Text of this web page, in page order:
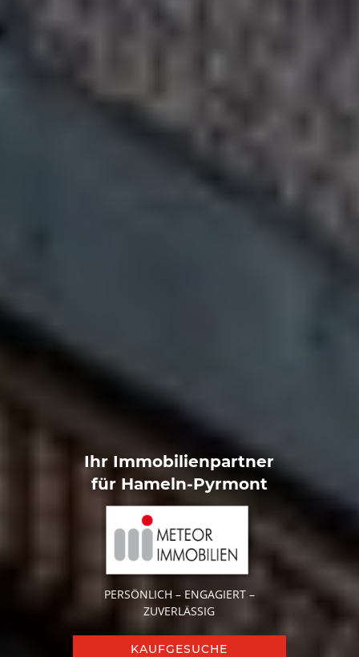
Ihr Immobilienpartner
für Hameln-Pyrmont
PERSÖNLICH – ENGAGIERT –
ZUVERLÄSSIG
KAUFGESUCHE